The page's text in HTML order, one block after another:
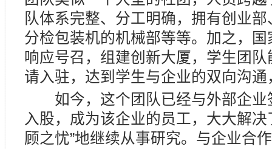
队体系完整、分工明确，拥有创业
分检包装机的机械部等等。加之，
响应号召，组建创新大厦，学生团
请入驻，达到学生与企业的双向沟
如今，这个团队已经与外部企业
入股，成为该企业的员工，大大解
顾之忧”地继续从事研究。与企业合